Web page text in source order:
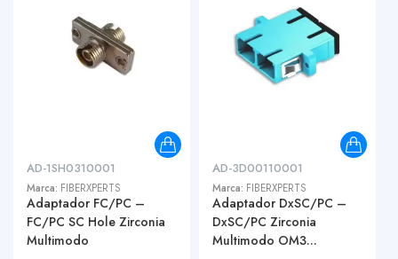
AD-1SH0310001
Marca: FIBERXPERTS
Adaptador FC/PC –
FC/PC SC Hole Zirconia
Multimodo
AD-3D00110001
Marca: FIBERXPERTS
Adaptador DxSC/PC –
DxSC/PC Zirconia
Multimodo OM3...